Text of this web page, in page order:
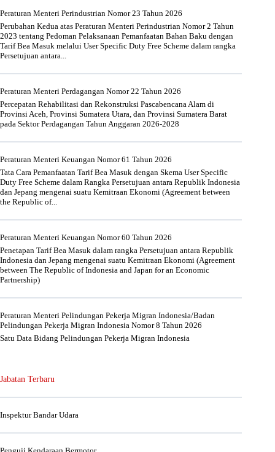
Peraturan Menteri Perindustrian Nomor 23 Tahun 2026
Perubahan Kedua atas Peraturan Menteri Perindustrian Nomor 2 Tahun
2023 tentang Pedoman Pelaksanaan Pemanfaatan Bahan Baku dengan
Tarif Bea Masuk melalui User Specific Duty Free Scheme dalam rangka
Persetujuan antara...
Peraturan Menteri Perdagangan Nomor 22 Tahun 2026
Percepatan Rehabilitasi dan Rekonstruksi Pascabencana Alam di
Provinsi Aceh, Provinsi Sumatera Utara, dan Provinsi Sumatera Barat
pada Sektor Perdagangan Tahun Anggaran 2026-2028
Peraturan Menteri Keuangan Nomor 61 Tahun 2026
Tata Cara Pemanfaatan Tarif Bea Masuk dengan Skema User Specific
Duty Free Scheme dalam Rangka Persetujuan antara Republik Indonesia
dan Jepang mengenai suatu Kemitraan Ekonomi (Agreement between
the Republic of...
Peraturan Menteri Keuangan Nomor 60 Tahun 2026
Penetapan Tarif Bea Masuk dalam rangka Persetujuan antara Republik
Indonesia dan Jepang mengenai suatu Kemitraan Ekonomi (Agreement
between The Republic of Indonesia and Japan for an Economic
Partnership)
Peraturan Menteri Pelindungan Pekerja Migran Indonesia/Badan
Pelindungan Pekerja Migran Indonesia Nomor 8 Tahun 2026
Satu Data Bidang Pelindungan Pekerja Migran Indonesia
Jabatan Terbaru
Inspektur Bandar Udara